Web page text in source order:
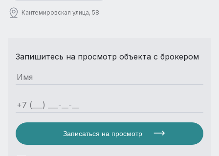
Кантемировская улица, 58
Запишитесь на просмотр объекта с брокером
Записаться на просмотр